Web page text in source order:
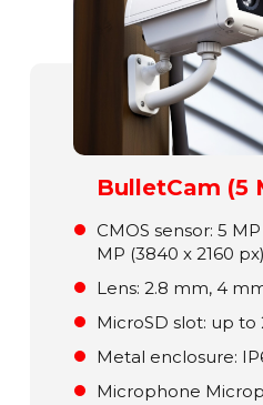
BulletCam (5
СMOS sensor: 5
MP (3840 x 2160 px)
Lens: 2.8 mm, 4
MicroSD slot: up to
Metal enclosure:
Microphone